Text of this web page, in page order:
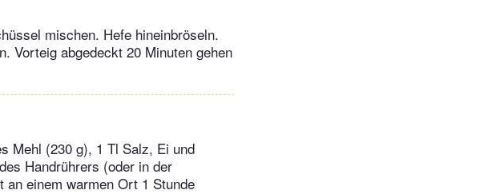
mischen. Hefe hineinbröseln.
Vorteig abgedeckt 20 Minuten gehen
Mehl (230 g), 1 Tl Salz, Ei und
Handrührers (oder in der
an einem warmen Ort 1 Stunde